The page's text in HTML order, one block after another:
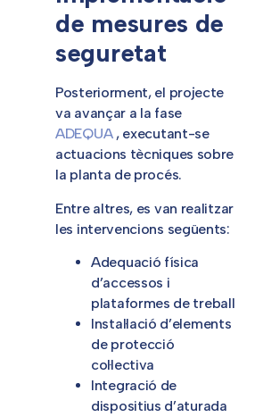
de mesures de
seguretat
Posteriorment, el projecte
va avançar a la fase
ADEQUA, executant-se
actuacions tècniques sobre
la planta de procés.
Entre altres, es van realitzar
les intervencions següents:
Adequació física
d’accessos i
plataformes de treball
Instal·lació d’elements
de protecció
col·lectiva
Integració de
dispositius d’aturada